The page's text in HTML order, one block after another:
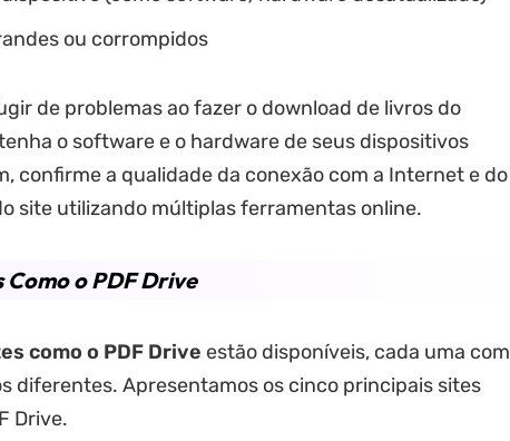
ou corrompidos
de problemas ao fazer o download de livros do
o software e o hardware de seus dispositivos
confirme a qualidade da conexão com a Internet e do
site utilizando múltiplas ferramentas online.
Como o PDF Drive
como o PDF Drive estão disponíveis, cada uma com
diferentes. Apresentamos os cinco principais sites
Drive.